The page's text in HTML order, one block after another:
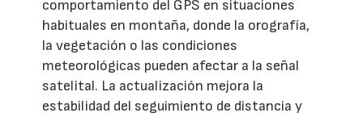
comportamiento del GPS en situaciones
habituales en montaña, donde la orografía,
la vegetación o las condiciones
meteorológicas pueden afectar a la señal
satelital. La actualización mejora la
estabilidad del seguimiento de distancia y